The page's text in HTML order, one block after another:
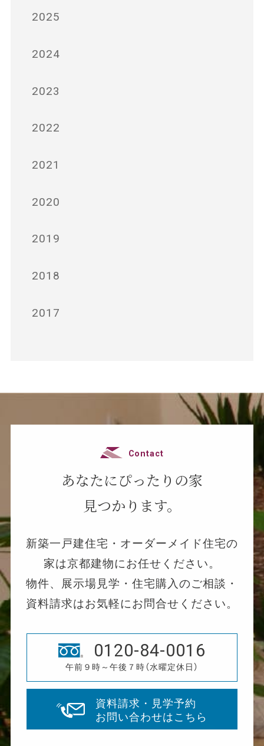
2025
2024
2023
2022
2021
2020
2019
2018
2017
Contact
あなたにぴったりの家
見つかります。
新築一戸建住宅・オーダーメイド住宅の
家は京都建物にお任せください。
物件、展示場見学・住宅購入のご相談・
資料請求はお気軽にお問合せください。
0120-84-0016
午前９時～午後７時（水曜定休日）
資料請求・見学予約
お問い合わせはこちら